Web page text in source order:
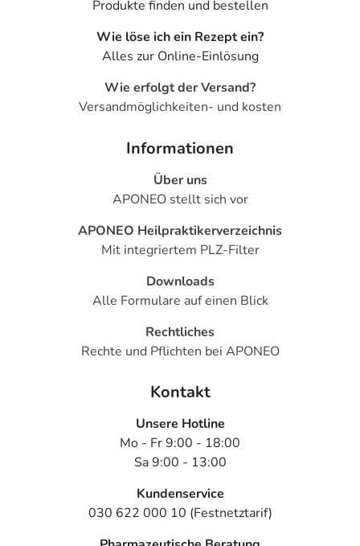
Produkte finden und bestellen
Wie löse ich ein Rezept ein?
Alles zur Online-Einlösung
Wie erfolgt der Versand?
Versandmöglichkeiten- und kosten
Informationen
Über uns
APONEO stellt sich vor
APONEO Heilpraktikerverzeichnis
Mit integriertem PLZ-Filter
Downloads
Alle Formulare auf einen Blick
Rechtliches
Rechte und Pflichten bei APONEO
Kontakt
Unsere Hotline
Mo - Fr 9:00 - 18:00
Sa 9:00 - 13:00
Kundenservice
030 622 000 10 (Festnetztarif)